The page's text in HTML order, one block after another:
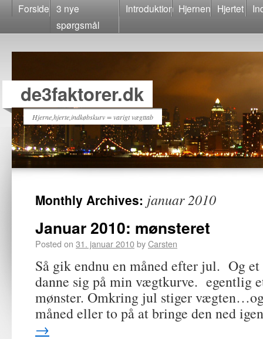
Forside 3 nye
spørgsmål
Introduktion Hjernen Hjertet
de3faktorer.dk
Hjerne,hjerte,indkøbskurv = varigt vægttab
Monthly Archives: januar 2010
Januar 2010: mønsteret
Posted on 31. januar 2010byCarsten
Så gik endnu en måned efter jul. Og et
danne sig på min vægtkurve. egentlig
mønster. Omkring jul stiger
måned eller to på at bringe den ned
→